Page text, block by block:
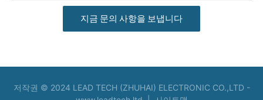
지금 문의 사항을 보냅니다
저작권 © 2024 LEAD TECH (ZHUHAI) ELECTRONIC CO.,LTD -